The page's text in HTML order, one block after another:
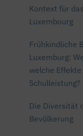
Kontext für
Luxembourg
Frühkindliche
Luxemburg:
welche
Schulleistung?
Die Diversität
Bevölkerung